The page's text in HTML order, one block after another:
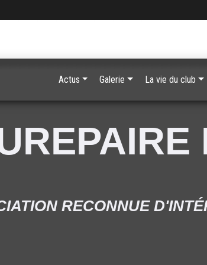
RECONNUE
Actus Galerie La vie du club